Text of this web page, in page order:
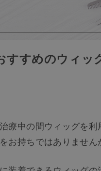
すすめのウィ
療中の間ウィッグを
お持ちではありません